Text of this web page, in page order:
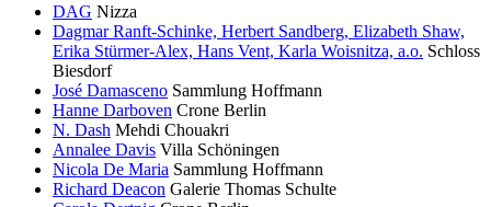
DAG Nizza
Dagmar Ranft-Schinke, Herbert Sandberg, Elizabeth Shaw,
Erika Stürmer-Alex, Hans Vent, Karla Woisnitza, a.o. Schloss
Biesdorf
José Damasceno Sammlung Hoffmann
Hanne Darboven Crone Berlin
N. Dash Mehdi Chouakri
Annalee Davis Villa Schöningen
Nicola De Maria Sammlung Hoffmann
Richard Deacon Galerie Thomas Schulte